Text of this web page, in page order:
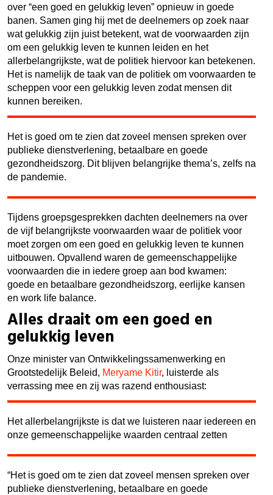
over “een goed en gelukkig leven” opnieuw in goede
banen. Samen ging hij met de deelnemers op zoek naar
wat gelukkig zijn juist betekent, wat de voorwaarden zijn
om een gelukkig leven te kunnen leiden en het
allerbelangrijkste, wat de politiek hiervoor kan betekenen.
Het is namelijk de taak van de politiek om voorwaarden te
scheppen voor een gelukkig leven zodat mensen dit
kunnen bereiken.
Het is goed om te zien dat zoveel mensen spreken over
publieke dienstverlening, betaalbare en goede
gezondheidszorg. Dit blijven belangrijke thema’s, zelfs na
de pandemie.
Tijdens groepsgesprekken dachten deelnemers na over
de vijf belangrijkste voorwaarden waar de politiek voor
moet zorgen om een goed en gelukkig leven te kunnen
uitbouwen. Opvallend waren de gemeenschappelijke
voorwaarden die in iedere groep aan bod kwamen:
goede en betaalbare gezondheidszorg, eerlijke kansen
en work life balance.
Alles draait om een goed en
gelukkig leven
Onze minister van Ontwikkelingssamenwerking en
Grootstedelijk Beleid, Meryame Kitir, luisterde als
verrassing mee en zij was razend enthousiast:
Het allerbelangrijkste is dat we luisteren naar iedereen en
onze gemeenschappelijke waarden centraal zetten
“Het is goed om te zien dat zoveel mensen spreken over
publieke dienstverlening, betaalbare en goede